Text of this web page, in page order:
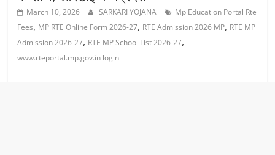
March 10, 2026 SARKARI YOJANA
Mp Education Portal Rte
Fees, MP RTE Online Form 2026-27, RTE Admission 2026 MP, RTE MP
Admission 2026-27, RTE MP School List 2026-27,
www.rteportal.mp.gov.in login